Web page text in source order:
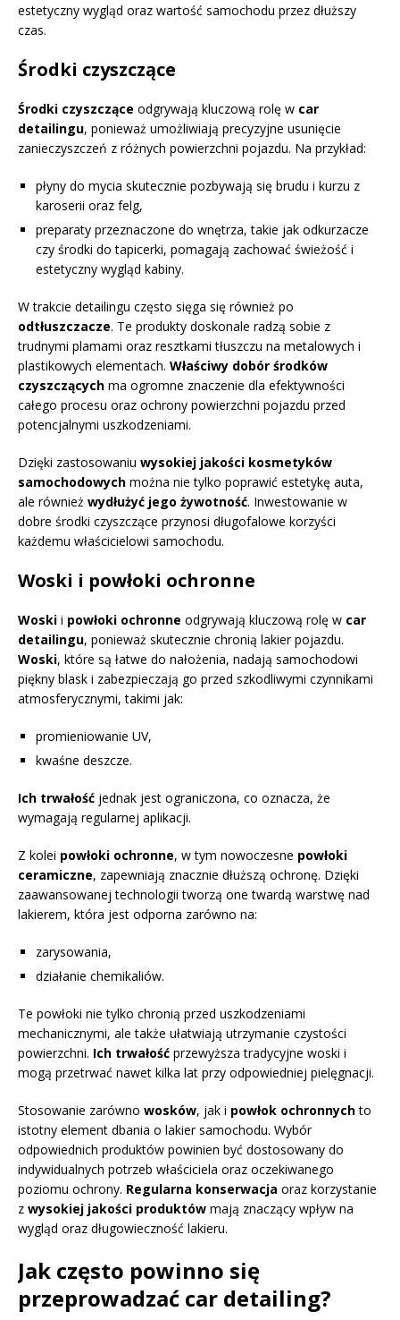
estetyczny wygląd oraz wartość samochodu przez dłuższy
czas.
Środki czyszczące
Środki czyszczące odgrywają kluczową rolę w car
detailingu, ponieważ umożliwiają precyzyjne usunięcie
zanieczyszczeń z różnych powierzchni pojazdu. Na przykład:
płyny do mycia skutecznie pozbywają się brudu i kurzu z
karoserii oraz felg,
preparaty przeznaczone do wnętrza, takie jak odkurzacze
czy środki do tapicerki, pomagają zachować świeżość i
estetyczny wygląd kabiny.
W trakcie detailingu często sięga się również po
odtłuszczacze. Te produkty doskonale radzą sobie z
trudnymi plamami oraz resztkami tłuszczu na metalowych i
plastikowych elementach. Właściwy dobór środków
czyszczących ma ogromne znaczenie dla efektywności
całego procesu oraz ochrony powierzchni pojazdu przed
potencjalnymi uszkodzeniami.
Dzięki zastosowaniu wysokiej jakości kosmetyków
samochodowych można nie tylko poprawić estetykę auta,
ale również wydłużyć jego żywotność. Inwestowanie w
dobre środki czyszczące przynosi długofalowe korzyści
każdemu właścicielowi samochodu.
Woski i powłoki ochronne
Woski i powłoki ochronne odgrywają kluczową rolę w car
detailingu, ponieważ skutecznie chronią lakier pojazdu.
Woski, które są łatwe do nałożenia, nadają samochodowi
piękny blask i zabezpieczają go przed szkodliwymi czynnikami
atmosferycznymi, takimi jak:
promieniowanie UV,
kwaśne deszcze.
Ich trwałość jednak jest ograniczona, co oznacza, że
wymagają regularnej aplikacji.
Z kolei powłoki ochronne, w tym nowoczesne powłoki
ceramiczne, zapewniają znacznie dłuższą ochronę. Dzięki
zaawansowanej technologii tworzą one twardą warstwę nad
lakierem, która jest odporna zarówno na:
zarysowania,
działanie chemikaliów.
Te powłoki nie tylko chronią przed uszkodzeniami
mechanicznymi, ale także ułatwiają utrzymanie czystości
powierzchni. Ich trwałość przewyższa tradycyjne woski i
mogą przetrwać nawet kilka lat przy odpowiedniej pielęgnacji.
Stosowanie zarówno wosków, jak i powłok ochronnychto
istotny element dbania o lakier samochodu. Wybór
odpowiednich produktów powinien być dostosowany do
indywidualnych potrzeb właściciela oraz oczekiwanego
poziomu ochrony. Regularna konserwacja oraz korzystanie
z wysokiej jakości produktów mają znaczący wpływ na
wygląd oraz długowieczność lakieru.
Jak często powinno się
przeprowadzać car detailing?